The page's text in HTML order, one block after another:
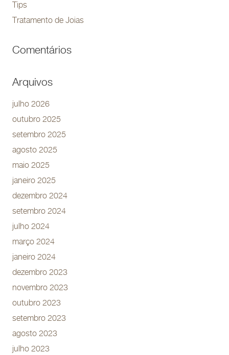
Tips
Tratamento de Joias
Comentários
Arquivos
julho 2026
outubro 2025
setembro 2025
agosto 2025
maio 2025
janeiro 2025
dezembro 2024
setembro 2024
julho 2024
março 2024
janeiro 2024
dezembro 2023
novembro 2023
outubro 2023
setembro 2023
agosto 2023
julho 2023